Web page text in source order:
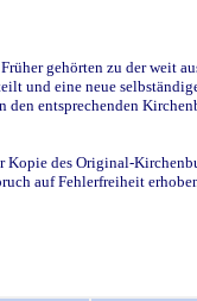
gehörten zu der weit
und eine neue
entsprechenden
des Original-
auf Fehlerfreiheit